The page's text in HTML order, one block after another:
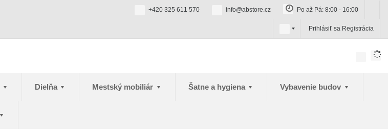
+420 325 611 570 info@abstore.cz Po až Pá: 8:00 - 16:00
s
k
Prihlásiť sa Registrácia
Dielňa Mestský mobiliár Šatne a hygiena Vybavenie budov